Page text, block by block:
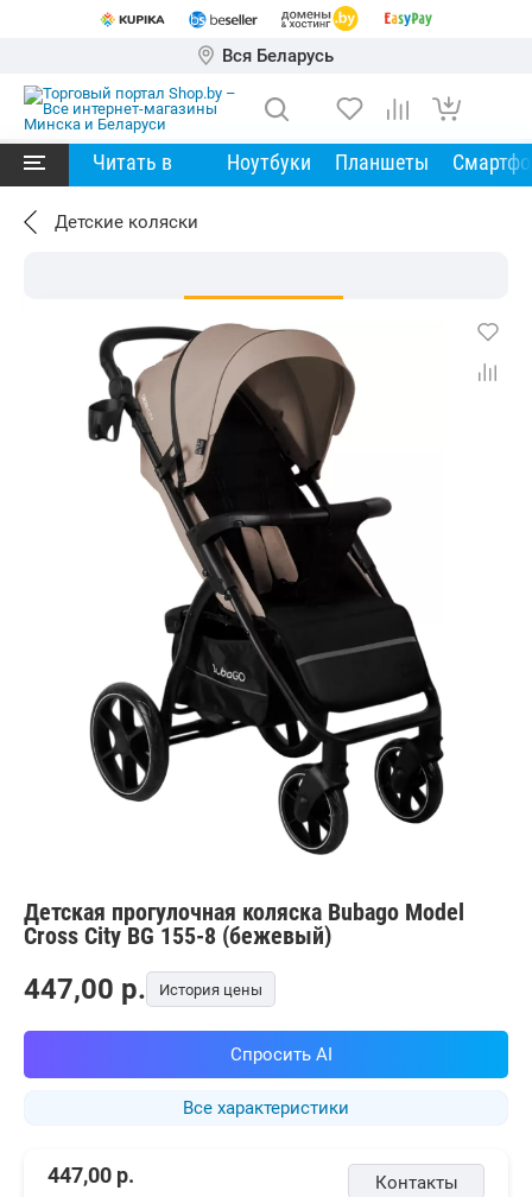
Вся Беларусь
Читать в Ноутбуки Планшеты
Детские коляски
Детская прогулочная коляска Bubago Model
Cross City BG 155-8 (бежевый)
Все характеристики
447,00 p. История цены
Спросить AI
Контакты
447,00 р.